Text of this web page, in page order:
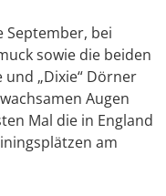
September, bei
sowie die beiden
und „Dixie“ Dörner
Augen
Mal die in England
am